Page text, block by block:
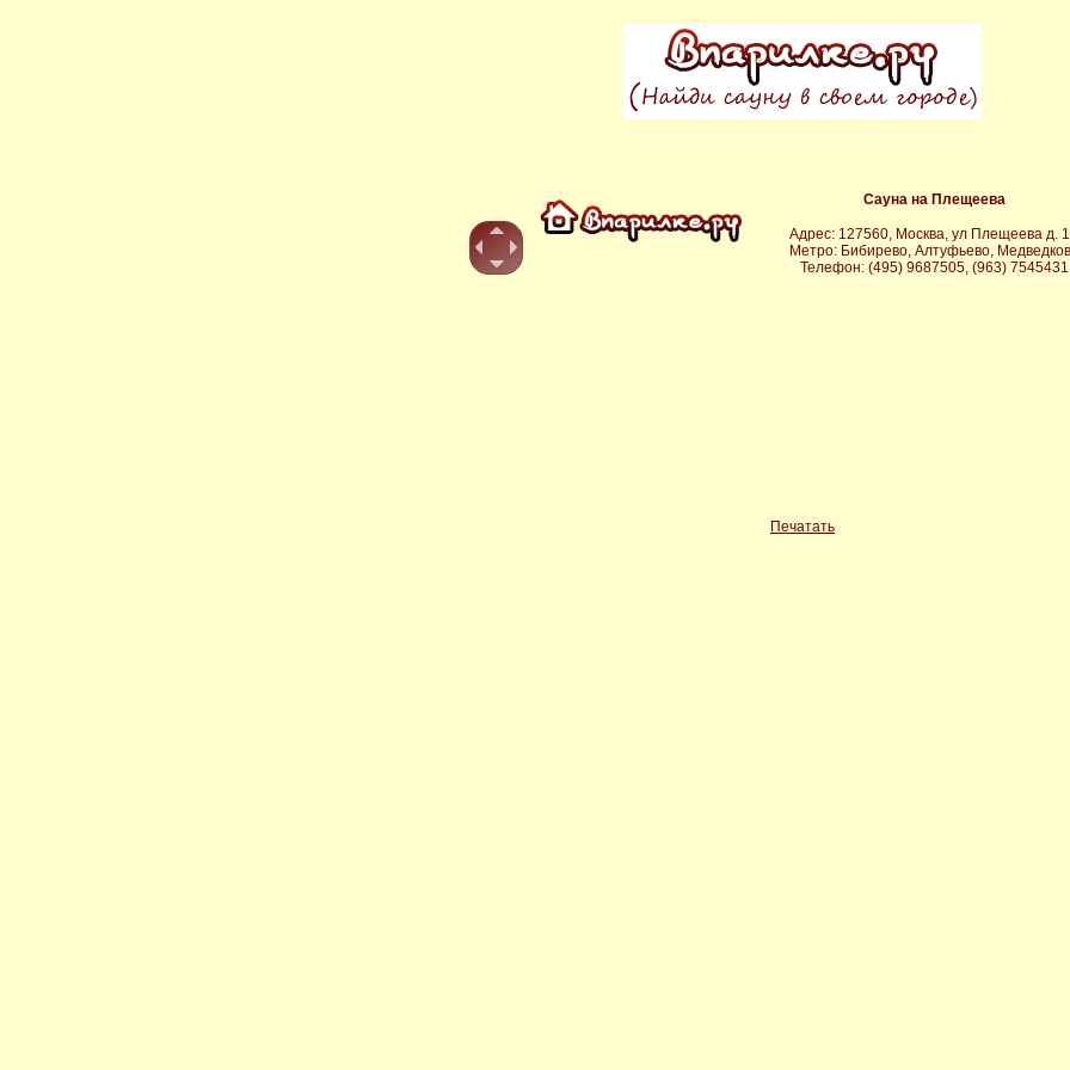
Сауна на Плещеева
Адрес: 127560, Москва, ул Плещеева д.
Метро: Бибирево, Алтуфьево,
Телефон: (495) 9687505, (963) 7545431
Печатать